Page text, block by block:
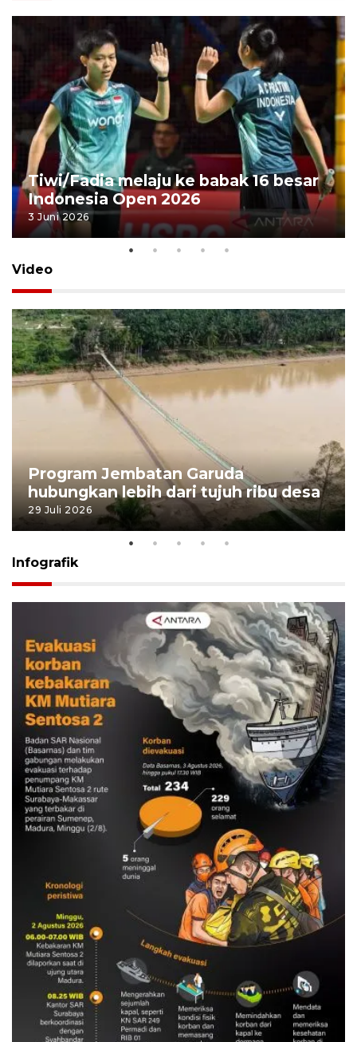
Tiwi/Fadia melaju ke babak 16 besar
Indonesia Open 2026
3 Juni 2026
Video
Program Jembatan Garuda
hubungkan lebih dari tujuh ribu desa
29 Juli 2026
Infografik